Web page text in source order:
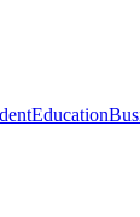
Education